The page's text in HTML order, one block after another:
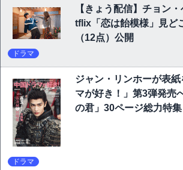
【きょう配信】チョン
tflix「恋は飴模様」見ど
（12点）公開
ドラマ
ジャン・リンホーが表
マが好き！」第3弾発
の君」30ページ総力特
ドラマ